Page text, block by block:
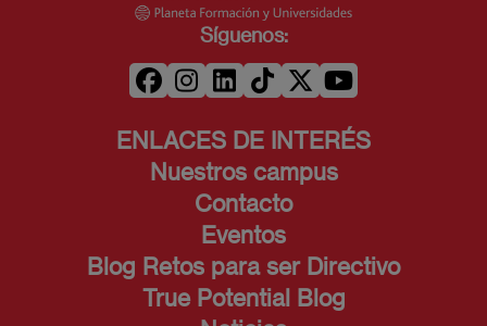
Síguenos:
ENLACES DE INTERÉS
Nuestros campus
Contacto
Eventos
Blog Retos para ser Directivo
True Potential Blog